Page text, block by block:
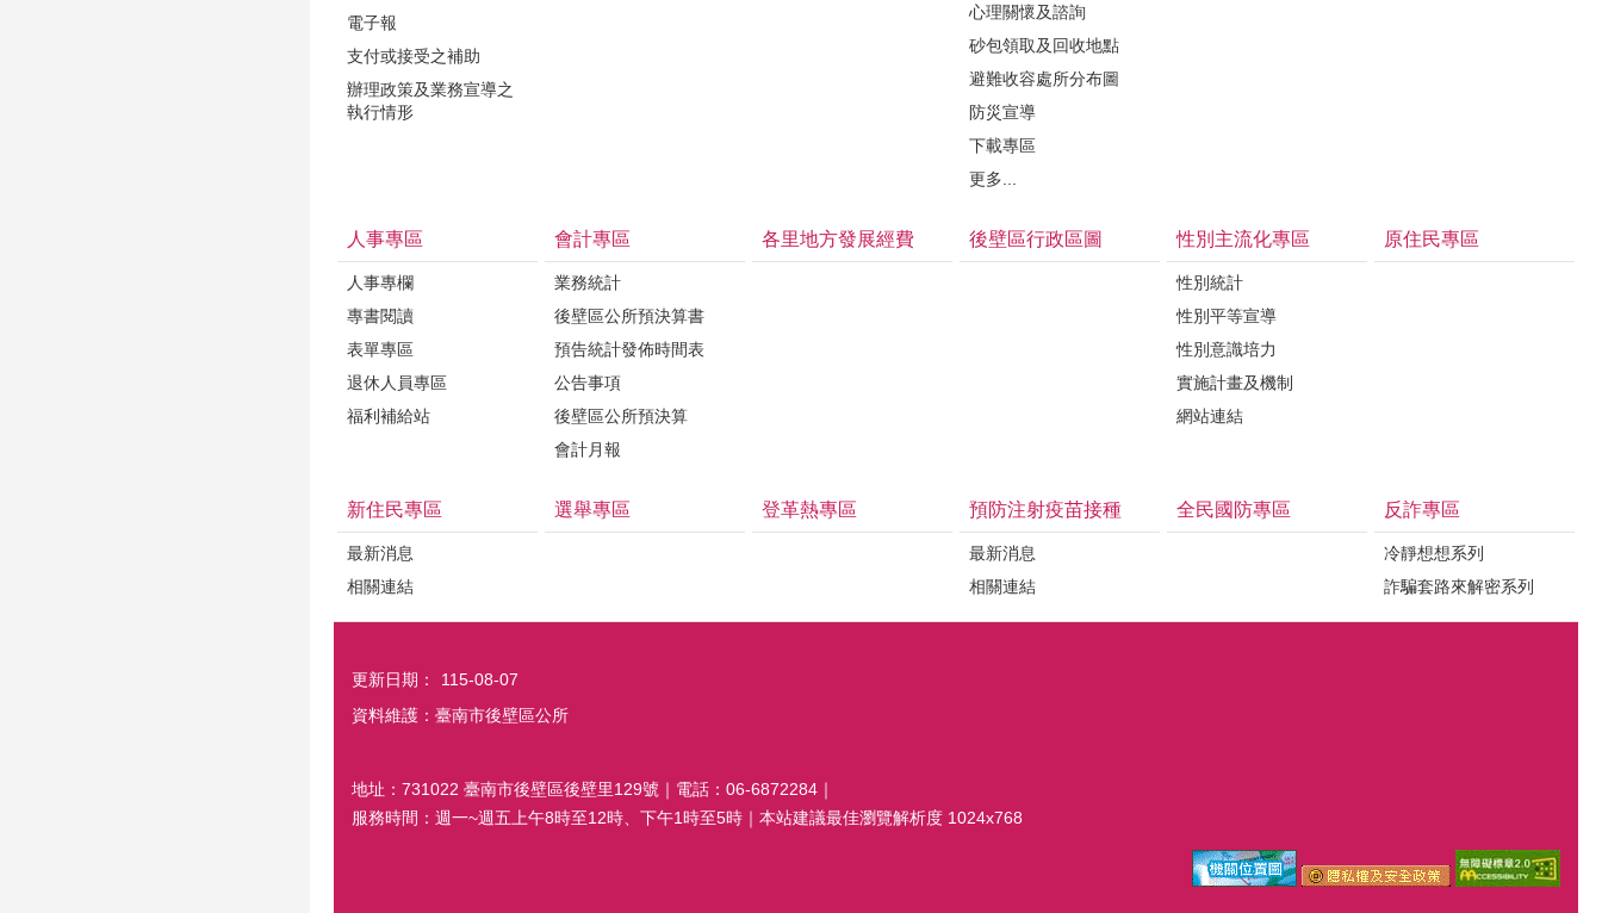
電子報
支付或接受之補助
辦理政策及業務宣導之
執行情形
心理關懷及諮詢
砂包領取及回收地點
避難收容處所分布圖
防災宣導
下載專區
更多...
人事專區
人事專欄
專書閱讀
表單專區
退休人員專區
福利補給站
會計專區
業務統計
後壁區公所預決算書
預告統計發佈時間表
公告事項
後壁區公所預決算
會計月報
各里地方發展經費 後壁區行政區圖 性別主流化專區
性別統計
性別平等宣導
性別意識培力
實施計畫及機制
網站連結
原住民專區
新住民專區
最新消息
相關連結
選舉專區 登革熱專區 預防注射疫苗接種
最新消息
相關連結
全民國防專區 反詐專區
冷靜想想系列
詐騙套路來解密系列
更新日期：
115-08-07
資料維護：臺南市後壁區公所
地址：731022 臺南市後壁區後壁里129號｜電話：06-6872284｜
服務時間：週一~週五上午8時至12時、下午1時至5時｜本站建議最佳瀏覽解析度 1024x768